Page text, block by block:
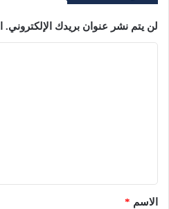
لن يتم نشر عنوان بريدك الإلكتروني.
*الاسم *